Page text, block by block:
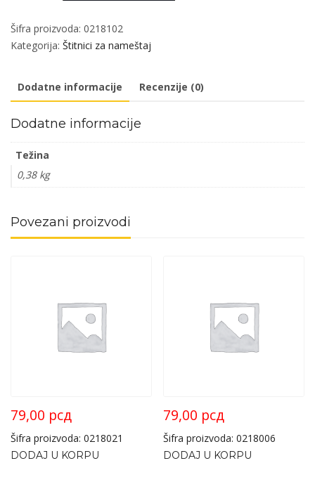
podloške
SD1
30mm
količina
Šifra proizvoda: 0218102
Kategorija: Štitnici za nameštaj
Dodatne informacije Recenzije (0)
Dodatne informacije
Težina
0,38 kg
Povezani proizvodi
79,00 рсд
Šifra proizvoda: 0218021
DODAJ U KORPU
79,00 рсд
Šifra proizvoda: 0218006
DODAJ U KORPU